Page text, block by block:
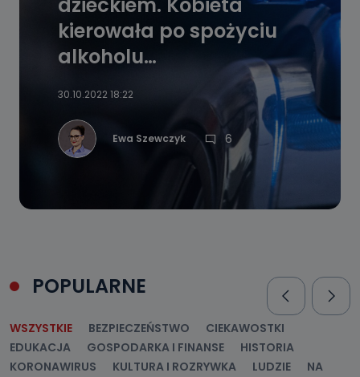
kierowała po spożyciu
alkoholu…
30.10.2022 18:22
Ewa Szewczyk 6
POPULARNE
WSZYSTKIE BEZPIECZEŃSTWO
CIEKAWOSTKI
EDUKACJA
GOSPODARKA I FINANSE
HISTORIA
KORONAWIRUS
KULTURA I ROZRYWKA LUDZIE
NA